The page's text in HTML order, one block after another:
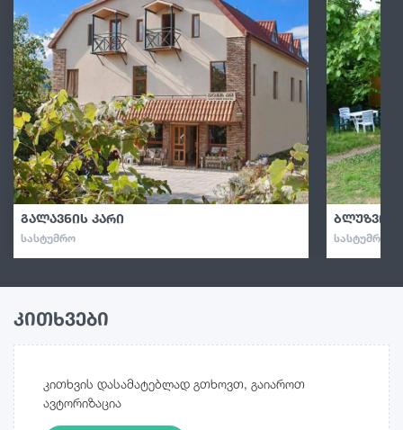
გალავნის კარი
ᲡᲐᲡᲢᲣᲛᲠᲝ ᲡᲐᲡᲢᲣᲛᲠᲝ ·
კითხვები
კითხვის დასამატებლად გთხოვთ, გაიაროთ
ავტორიზაცია